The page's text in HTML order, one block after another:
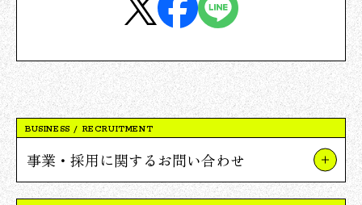
BUSINESS / RECRUITMENT
事業・採用に関するお問い合わせ
事業やプロジェクトについて